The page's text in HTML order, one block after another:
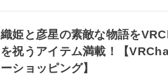
織姫と彦星の素敵な物語を
を祝うアイテム満載！【
ーショッピング】